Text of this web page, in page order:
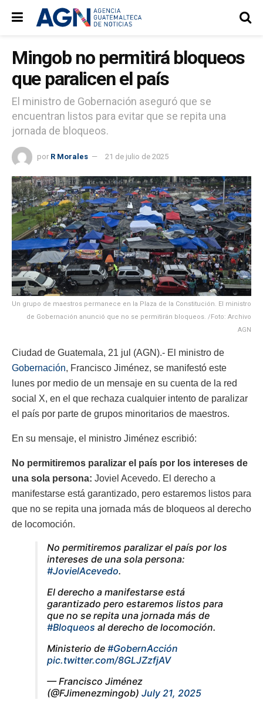
Mingob no permitirá bloqueos
que paralicen el país
El ministro de Gobernación aseguró que se
encuentran listos para evitar que se repita una
jornada de bloqueos.
por R Morales 21 de julio de 2025
Un grupo de maestros permanece en la Plaza de la Constitución. El ministro
de Gobernación anunció que no se permitirán bloqueos. /Foto: Archivo
AGN
Ciudad de Guatemala, 21 jul (AGN).- El ministro de
Gobernación, Francisco Jiménez, se manifestó este
lunes por medio de un mensaje en su cuenta de la red
social X, en el que rechaza cualquier intento de paralizar
el país por parte de grupos minoritarios de maestros.
En su mensaje, el ministro Jiménez escribió:
No permitiremos paralizar el país por los intereses de
una sola persona: Joviel Acevedo. El derecho a
manifestarse está garantizado, pero estaremos listos para
que no se repita una jornada más de bloqueos al derecho
de locomoción.
No permitiremos paralizar el país por los
intereses de una sola persona:
#JovielAcevedo.
El derecho a manifestarse está
garantizado pero estaremos listos para
que no se repita una jornada más de
#Bloqueos al derecho de locomoción.
Ministerio de #GobernAcción
pic.twitter.com/8GLJZzfjAV
— Francisco Jiménez
(@FJimenezmingob) July 21, 2025